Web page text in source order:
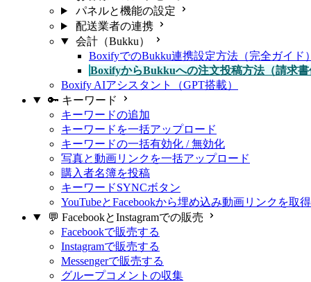
パネルと機能の設定
配送業者の連携
会計（Bukku）
BoxifyでのBukku連携設定方法（完全ガイド）
BoxifyからBukkuへの注文投稿方法（請求書
Boxify AIアシスタント（GPT搭載）
🔑 キーワード
キーワードの追加
キーワードを一括アップロード
キーワードの一括有効化 / 無効化
写真と動画リンクを一括アップロード
購入者名簿を投稿
キーワードSYNCボタン
YouTubeとFacebookから埋め込み動画リンクを取
💬 FacebookとInstagramでの販売
Facebookで販売する
Instagramで販売する
Messengerで販売する
グループコメントの収集